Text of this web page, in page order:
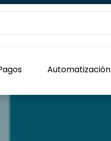
Automatización